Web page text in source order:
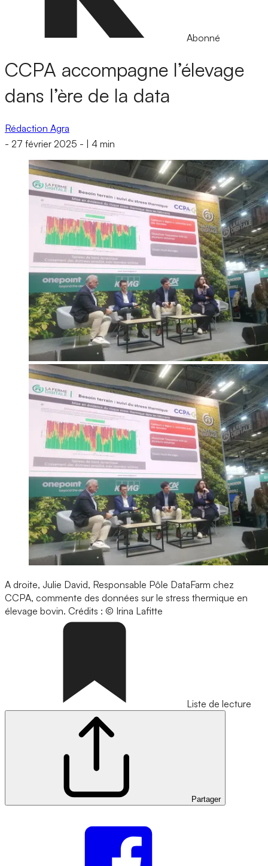
Abonné
CCPA accompagne l’élevage
dans l’ère de la data
Rédaction Agra
- 27 février 2025 - 4 min
A droite, Julie David, Responsable Pôle DataFarm chez
CCPA, commente des données sur le stress thermique en
élevage bovin. Crédits : © Irina Lafitte
Liste de lecture
Partager